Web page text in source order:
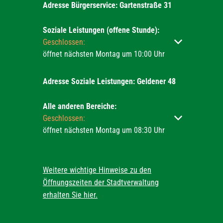
Adresse Bürgerservice: Gartenstraße 31
Soziale Leistungen (offene Stunde):
Klicken, um weitere Öffnungs- oder Schließzeiten
Geschlossen:
öffnet nächsten Montag um 10:00 Uhr
Adresse Soziale Leistungen: Geldener 48
Alle anderen Bereiche:
Klicken, um weitere Öffnungs- oder Schließzeiten
Geschlossen:
öffnet nächsten Montag um 08:30 Uhr
Weitere wichtige Hinweise zu den
Öffnungszeiten der Stadtverwaltung
erhalten Sie hier.